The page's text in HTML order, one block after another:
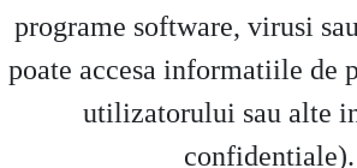
programe software, virusi
poate accesa informatiile de
utilizatorului sau alte
confidentiale).